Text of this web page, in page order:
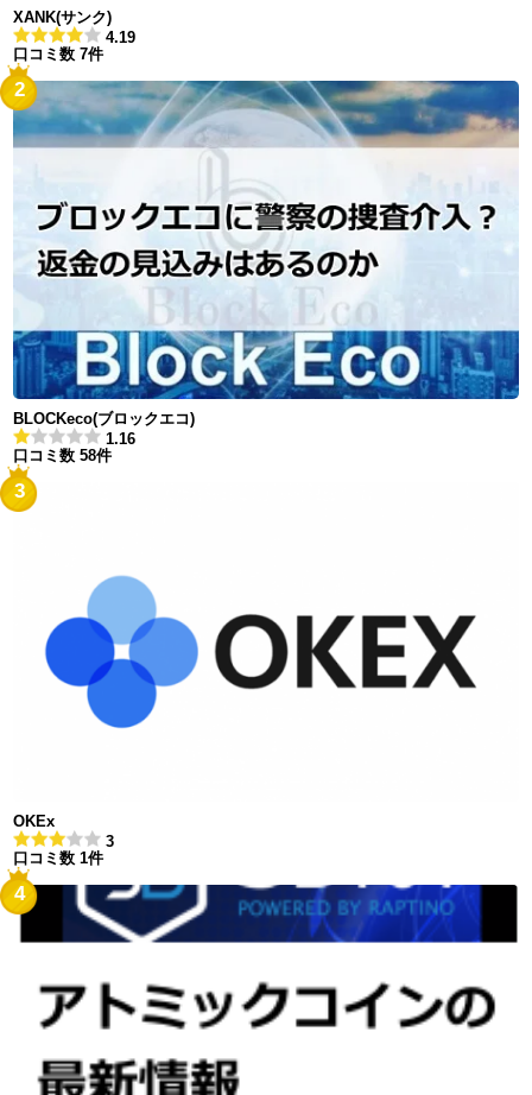
XANK(サンク)
4.19
口コミ数 7件
2
BLOCKeco(ブロックエコ)
1.16
口コミ数 58件
3
OKEx
3
口コミ数 1件
4